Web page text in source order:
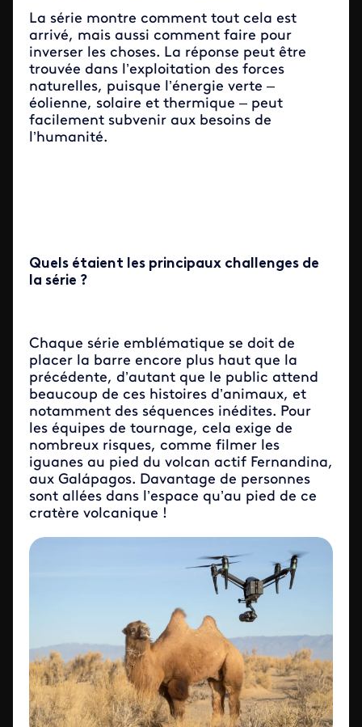
La série montre comment tout cela est
arrivé, mais aussi comment faire pour
inverser les choses. La réponse peut être
trouvée dans l’exploitation des forces
naturelles, puisque l’énergie verte –
éolienne, solaire et thermique – peut
facilement subvenir aux besoins de
l’humanité.
Quels étaient les principaux challenges de
la série ?
Chaque série emblématique se doit de
placer la barre encore plus haut que la
précédente, d’autant que le public attend
beaucoup de ces histoires d’animaux, et
notamment des séquences inédites. Pour
les équipes de tournage, cela exige de
nombreux risques, comme filmer les
iguanes au pied du volcan actif Fernandina,
aux Galápagos. Davantage de personnes
sont allées dans l’espace qu’au pied de ce
cratère volcanique !